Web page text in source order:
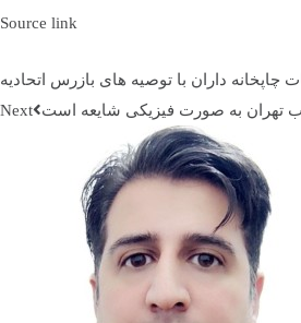
Source link
داران با توصیه های بازرس اتحادیه
تهران به صورت فیزیکی شایعه است